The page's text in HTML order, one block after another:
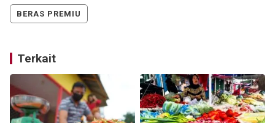
BERAS PREMIU
Terkait